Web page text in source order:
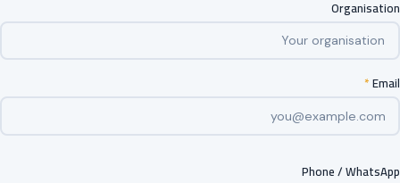
Organisation
Email
*
Phone / WhatsApp